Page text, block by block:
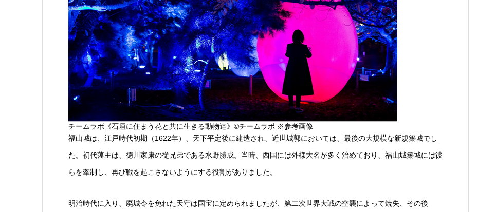
チームラボ《石垣に住まう花と共に生きる動物達》©チームラボ ※参考画像
福山城は、江戸時代初期（1622年）、天下平定後に建造され、近世城郭においては、最後の大規模な新規築城でし
た。初代藩主は、徳川家康の従兄弟である水野勝成。当時、西国には外様大名が多く治めており、福山城築城には彼
らを牽制し、再び戦を起こさないようにする役割がありました。
明治時代に入り、廃城令を免れた天守は国宝に定められましたが、第二次世界大戦の空襲によって焼失、その後